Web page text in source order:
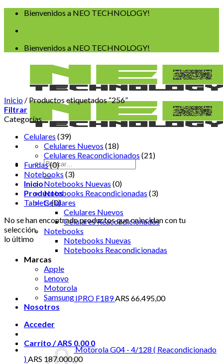
Saltar
contenido
Bienvenidos a NEO TECHNOLOGY!
Bienvenidos a NEO TECHNOLOGY!
Buscar
por:
Inicio
Productos
Celulares
Celulares Nuevos
Celulares Reacondicionados
Notebooks
Notebooks Nuevas
Notebooks Reacondicionadas
Marcas
Apple
Lenovo
Motorola
Samsung
Nosotros
Acceder
Carrito /ARS 0,00 0
Inicio / Productos etiquetados “256”
Filtrar
Categorías
Celulares (39)
Celulares Nuevos (18)
Celulares Reacondicionados (21)
Fundas(0)
Notebooks (3)
Notebooks Nuevas (0)
Notebooks Reacondicionadas (3)
Tablets(0)
No se han encontrado productos que coincidan con tu
selección.
lo último
IPRO F189ARS 66.495,00
Motorola G04 - 4/128 ( Reacondicionado
)ARS 187.000,00